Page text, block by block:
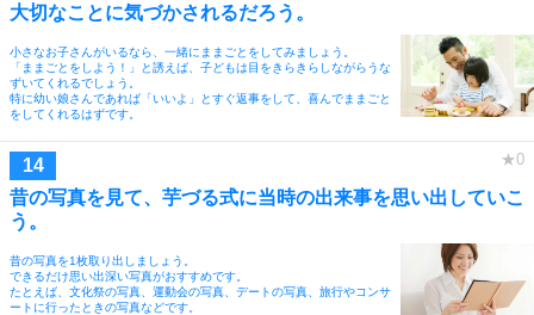
大切なことに気づかされるだろう。
小さなお子さんがいるなら、一緒にままごとをしてみましょう。
「ままごとをしよう！」と誘えば、子どもは目をきらきらしながらうな
ずいてくれるでしょう。
特に幼い娘さんであれば「いいよ」とすぐ返事をして、喜んでままごと
をしてくれるはずです。
昔の写真を見て、芋づる式に当時の出来事を思い出していこ
う。
昔の写真を1枚取り出しましょう。
できるだけ思い出深い写真がおすすめです。
たとえば、文化祭の写真、運動会の写真、デートの写真、旅行やコンサ
ートに行ったときの写真などです。